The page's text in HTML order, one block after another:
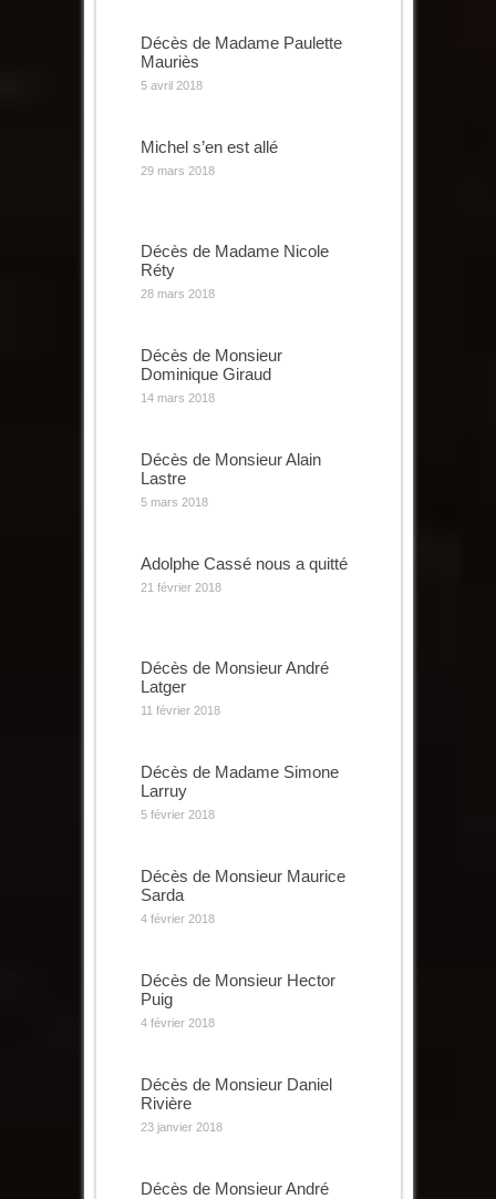
Décès de Madame Paulette
Mauriès
5 avril 2018
Michel s’en est allé
29 mars 2018
Décès de Madame Nicole
Réty
28 mars 2018
Décès de Monsieur
Dominique Giraud
14 mars 2018
Décès de Monsieur Alain
Lastre
5 mars 2018
Adolphe Cassé nous a quitté
21 février 2018
Décès de Monsieur André
Latger
11 février 2018
Décès de Madame Simone
Larruy
5 février 2018
Décès de Monsieur Maurice
Sarda
4 février 2018
Décès de Monsieur Hector
Puig
4 février 2018
Décès de Monsieur Daniel
Rivière
23 janvier 2018
Décès de Monsieur André